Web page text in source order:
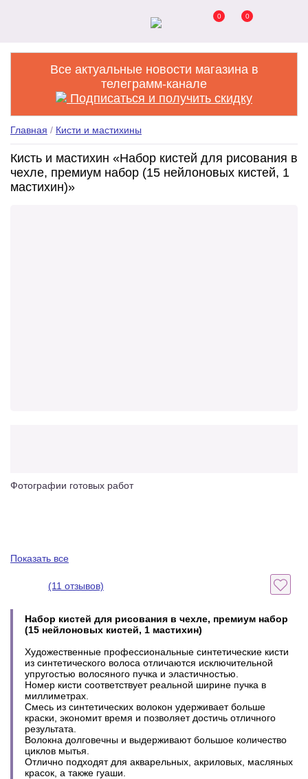
0 0
Все актуальные новости магазина в
телеграмм-канале
Подписаться и получить скидку
Главная / Кисти и мастихины
Кисть и мастихин «Набор кистей для рисования в
чехле, премиум набор (15 нейлоновых кистей, 1
мастихин)»
Фотографии готовых работ
Показать все
(11 отзывов)
Набор кистей для рисования в чехле, премиум набор
(15 нейлоновых кистей, 1 мастихин)
Художественные профессиональные синтетические кисти
из синтетического волоса отличаются исключительной
упругостью волосяного пучка и эластичностью.
Номер кисти соответствует реальной ширине пучка в
миллиметрах.
Смесь из синтетических волокон удерживает больше
краски, экономит время и позволяет достичь отличного
результата.
Волокна долговечны и выдерживают большое количество
циклов мытья.
Отлично подходят для акварельных, акриловых, масляных
красок, а также гуаши.